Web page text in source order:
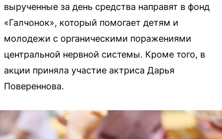
вырученные за день средства направят в фонд
«Галчонок», который помогает детям и
молодежи с органическими поражениями
центральной нервной системы. Кроме того, в
акции приняла участие актриса Дарья
Повереннова.